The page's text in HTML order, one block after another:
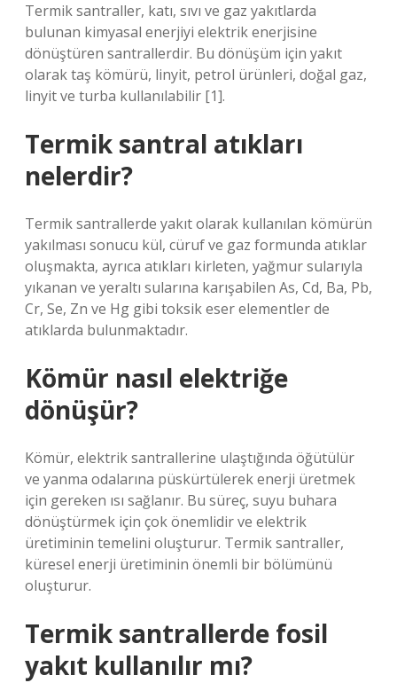
Termik santraller, katı, sıvı ve gaz yakıtlarda
bulunan kimyasal enerjiyi elektrik enerjisine
dönüştüren santrallerdir. Bu dönüşüm için yakıt
olarak taş kömürü, linyit, petrol ürünleri, doğal gaz,
linyit ve turba kullanılabilir [1].
Termik santral atıkları
nelerdir?
Termik santrallerde yakıt olarak kullanılan kömürün
yakılması sonucu kül, cüruf ve gaz formunda atıklar
oluşmakta, ayrıca atıkları kirleten, yağmur sularıyla
yıkanan ve yeraltı sularına karışabilen As, Cd, Ba, Pb,
Cr, Se, Zn ve Hg gibi toksik eser elementler de
atıklarda bulunmaktadır.
Kömür nasıl elektriğe
dönüşür?
Kömür, elektrik santrallerine ulaştığında öğütülür
ve yanma odalarına püskürtülerek enerji üretmek
için gereken ısı sağlanır. Bu süreç, suyu buhara
dönüştürmek için çok önemlidir ve elektrik
üretiminin temelini oluşturur. Termik santraller,
küresel enerji üretiminin önemli bir bölümünü
oluşturur.
Termik santrallerde fosil
yakıt kullanılır mı?